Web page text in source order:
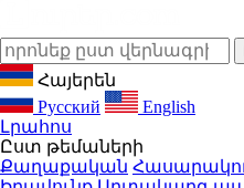
Հայերեն
Русский
English
Լրահոս
Ըստ թեմաների
Քաղաքական